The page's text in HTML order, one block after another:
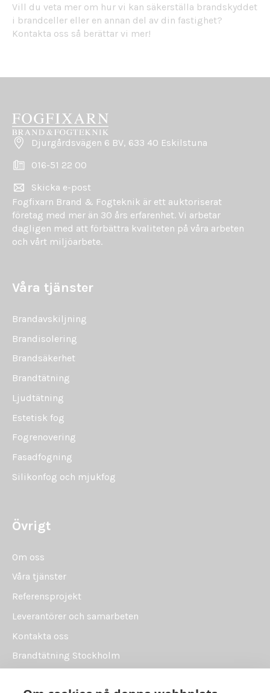
Vill du veta mer om hur vi kan säkerställa brandskyddet
i brandceller eller en annan del av din fastighet?
Kontakta oss så berättar vi mer!
Djurgårdsvägen 6 BV, 633 40 Eskilstuna
016-51 22 00
Skicka e-post
Fogfixarn Brand & Fogteknik är ett auktoriserat
företag med mer än 30 års erfarenhet. Vi arbetar
dagligen med att förbättra kvaliteten på våra arbeten
och vårt miljöarbete.
Våra tjänster
Brandavskiljning
Brandisolering
Brandsäkerhet
Brandtätning
Ljudtätning
Estetisk fog
Fogrenovering
Fasadfogning
Silikonfog och mjukfog
Övrigt
Om oss
Våra tjänster
Referensprojekt
Leverantörer och samarbeten
Kontakta oss
Brandtätning Stockholm